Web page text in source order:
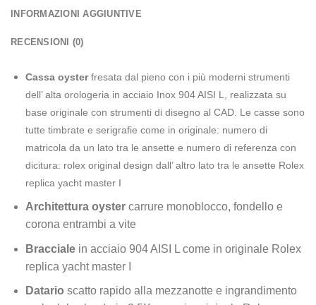
INFORMAZIONI AGGIUNTIVE
RECENSIONI (0)
Cassa oysterfresata dal pieno con i più moderni strumenti
dell’ alta orologeria in acciaio Inox 904 AISI L, realizzata su
base originale con strumenti di disegno al CAD. Le casse sono
tutte timbrate e serigrafie come in originale: numero di
matricola da un lato tra le ansette e numero di referenza con
dicitura: rolex original design dall’ altro lato tra le ansette Rolex
replica yacht master I
Architettura oyster carrure monoblocco, fondello e
corona entrambi a vite
Braccialein acciaio 904 AISI L come in originale Rolex
replica yacht master I
Datario scatto rapido alla mezzanotte e ingrandimento